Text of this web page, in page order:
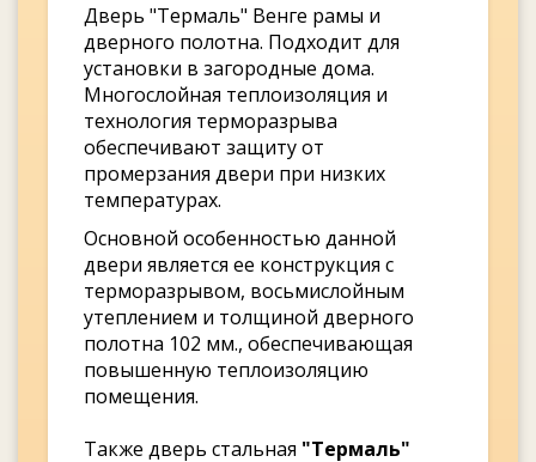
Дверь "Термаль" Венге рамы и
дверного полотна. Подходит для
установки в загородные дома.
Многослойная теплоизоляция и
технология терморазрыва
обеспечивают защиту от
промерзания двери при низких
температурах.
Основной особенностью данной
двери является ее конструкция с
терморазрывом, восьмислойным
утеплением и толщиной дверного
полотна 102 мм., обеспечивающая
повышенную теплоизоляцию
помещения.
Также дверь стальная "Термаль"